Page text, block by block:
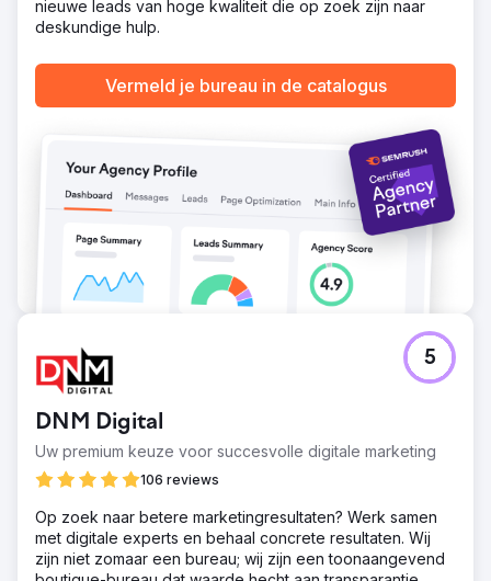
nieuwe leads van hoge kwaliteit die op zoek zijn naar
deskundige hulp.
Vermeld je bureau in de catalogus
DNM Digital
Uw premium keuze voor succesvolle digitale marketing
106 reviews
5
Op zoek naar betere marketingresultaten? Werk samen
met digitale experts en behaal concrete resultaten. Wij
zijn niet zomaar een bureau; wij zijn een toonaangevend